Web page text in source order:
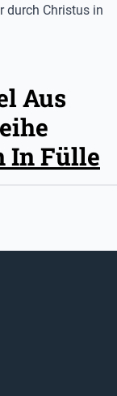
durch Christus in
Aus
In Fülle